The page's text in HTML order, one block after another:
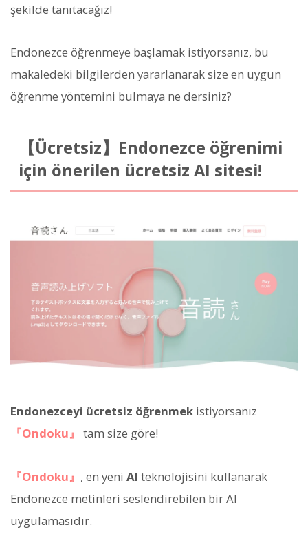
şekilde tanıtacağız!
Endonezce öğrenmeye başlamak istiyorsanız, bu
makaledeki bilgilerden yararlanarak size en uygun
öğrenme yöntemini bulmaya ne dersiniz?
【Ücretsiz】Endonezce öğrenimi
için önerilen ücretsiz AI sitesi!
Endonezceyi ücretsiz öğrenmek istiyorsanız
『Ondoku』 tam size göre!
『Ondoku』 , en yeni AI teknolojisini kullanarak
Endonezce metinleri seslendirebilen bir AI
uygulamasıdır.